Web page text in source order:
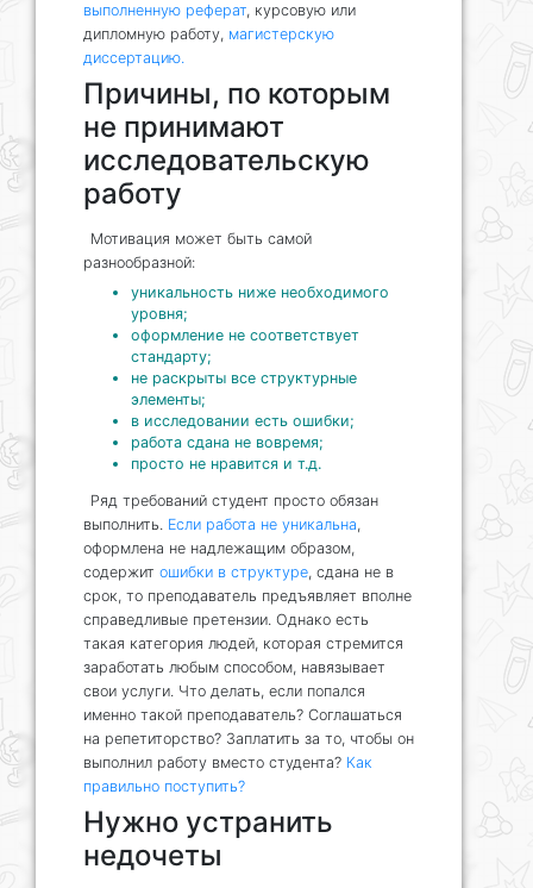
выполненную реферат, курсовую или
дипломную работу, магистерскую
диссертацию.
Причины, по которым
не принимают
исследовательскую
работу
Мотивация может быть самой
разнообразной:
уникальность ниже необходимого
уровня;
оформление не соответствует
стандарту;
не раскрыты все структурные
элементы;
в исследовании есть ошибки;
работа сдана не вовремя;
просто не нравится и т.д.
Ряд требований студент просто обязан
выполнить. Если работа не уникальна,
оформлена не надлежащим образом,
содержит ошибки в структуре, сдана не в
срок, то преподаватель предъявляет вполне
справедливые претензии. Однако есть
такая категория людей, которая стремится
заработать любым способом, навязывает
свои услуги. Что делать, если попался
именно такой преподаватель? Соглашаться
на репетиторство? Заплатить за то, чтобы он
выполнил работу вместо студента? Как
правильно поступить?
Нужно устранить
недочеты